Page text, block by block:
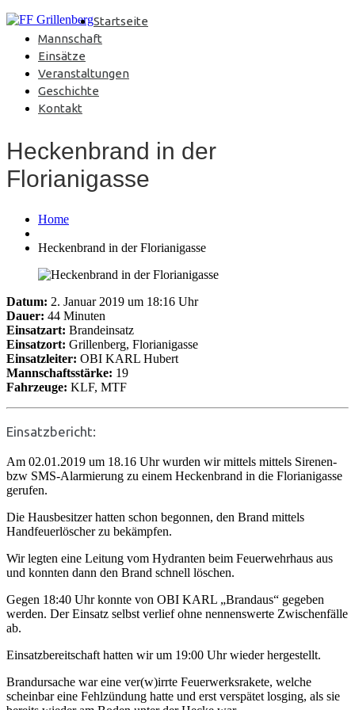
Startseite
Mannschaft
Einsätze
Veranstaltungen
Geschichte
Kontakt
Heckenbrand in der
Florianigasse
Home
Heckenbrand in der Florianigasse
Datum: 2. Januar 2019 um 18:16 Uhr
Dauer: 44 Minuten
Einsatzart: Brandeinsatz
Einsatzort: Grillenberg, Florianigasse
Einsatzleiter: OBI KARL Hubert
Mannschaftsstärke: 19
Fahrzeuge: KLF, MTF
Einsatzbericht:
Am 02.01.2019 um 18.16 Uhr wurden wir mittels mittels Sirenen-
bzw SMS-Alarmierung zu einem Heckenbrand in die Florianigasse
gerufen.
Die Hausbesitzer hatten schon begonnen, den Brand mittels
Handfeuerlöscher zu bekämpfen.
Wir legten eine Leitung vom Hydranten beim Feuerwehrhaus aus
und konnten dann den Brand schnell löschen.
Gegen 18:40 Uhr konnte von OBI KARL „Brandaus“ gegeben
werden. Der Einsatz selbst verlief ohne nennenswerte Zwischenfälle
ab.
Einsatzbereitschaft hatten wir um 19:00 Uhr wieder hergestellt.
Brandursache war eine ver(w)irrte Feuerwerksrakete, welche
scheinbar eine Fehlzündung hatte und erst verspätet losging, als sie